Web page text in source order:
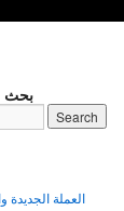
بحث
العملة الجديدة